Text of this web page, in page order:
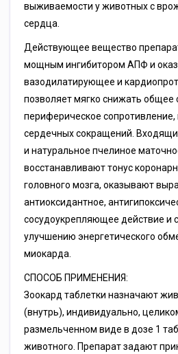
выживаемости у животных с
сердца.
Действующее вещество
мощным ингибитором АПФ и
вазодилатирующее и
позволяет мягко снижать общее
периферическое сопротивление,
сердечных сокращений.
и натуральное пчелиное
восстанавливают тонус
головного мозга, оказывают
антиоксидантное,
сосудоукрепляющее действие и
улучшению энергетического
миокарда.
СПОСОБ ПРИМЕНЕНИЯ:
Зоокард таблетки назначают
(внутрь), индивидуально,
размельченном виде в дозе 1
животного. Препарат задают